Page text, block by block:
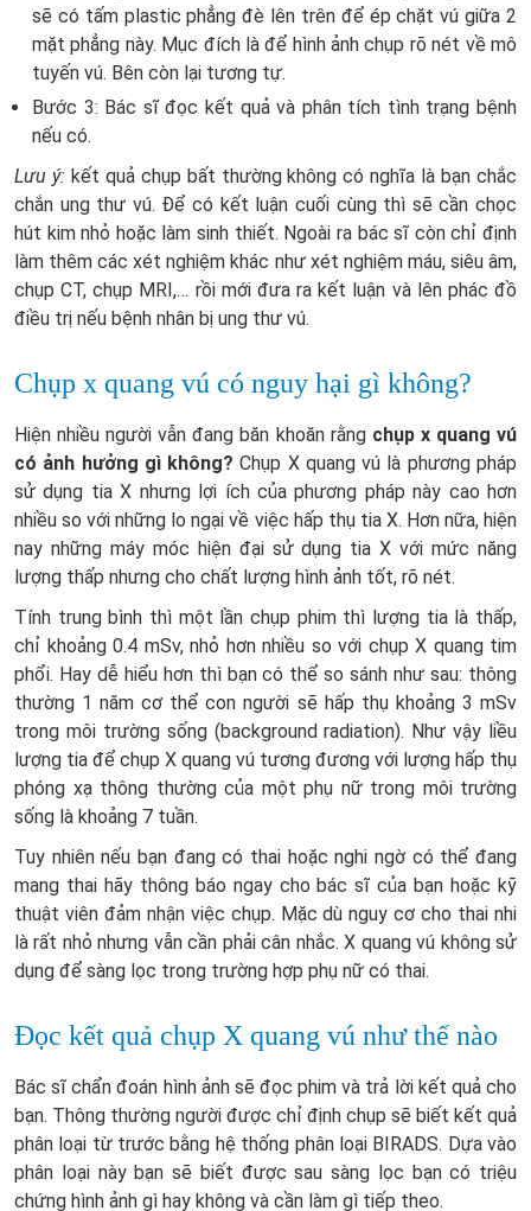
sẽ có tấm plastic phẳng đè lên trên để ép chặt vú giữa 2
mặt phẳng này. Mục đích là để hình ảnh chụp rõ nét về mô
tuyến vú. Bên còn lại tương tự.
Bước 3: Bác sĩ đọc kết quả và phân tích tình trạng bệnh
nếu có.
Lưu ý:kết quả chụp bất thường không có nghĩa là bạn chắc
chắn ung thư vú. Để có kết luận cuối cùng thì sẽ cần chọc
hút kim nhỏ hoặc làm sinh thiết. Ngoài ra bác sĩ còn chỉ định
làm thêm các xét nghiệm khác như xét nghiệm máu, siêu âm,
chụp CT, chụp MRI,… rồi mới đưa ra kết luận và lên phác đồ
điều trị nếu bệnh nhân bị ung thư vú.
Chụp x quang vú có nguy hại gì không?
Hiện nhiều người vẫn đang băn khoăn rằng chụp x quang vú
có ảnh hưởng gì không? Chụp X quang vú là phương pháp
sử dụng tia X nhưng lợi ích của phương pháp này cao hơn
nhiều so với những lo ngại về việc hấp thụ tia X. Hơn nữa, hiện
nay những máy móc hiện đại sử dụng tia X với mức năng
lượng thấp nhưng cho chất lượng hình ảnh tốt, rõ nét.
Tính trung bình thì một lần chụp phim thì lượng tia là thấp,
chỉ khoảng 0.4 mSv, nhỏ hơn nhiều so với chụp X quang tim
phổi. Hay dễ hiểu hơn thì bạn có thể so sánh như sau: thông
thường 1 năm cơ thể con người sẽ hấp thụ khoảng 3 mSv
trong môi trường sống (background radiation). Như vậy liều
lượng tia để chụp X quang vú tương đương với lượng hấp thụ
phóng xạ thông thường của một phụ nữ trong môi trường
sống là khoảng 7 tuần.
Tuy nhiên nếu bạn đang có thai hoặc nghi ngờ có thể đang
mang thai hãy thông báo ngay cho bác sĩ của bạn hoặc kỹ
thuật viên đảm nhận việc chụp. Mặc dù nguy cơ cho thai nhi
là rất nhỏ nhưng vẫn cần phải cân nhắc. X quang vú không sử
dụng để sàng lọc trong trường hợp phụ nữ có thai.
Đọc kết quả chụp X quang vú như thế nào
Bác sĩ chẩn đoán hình ảnh sẽ đọc phim và trả lời kết quả cho
bạn. Thông thường người được chỉ định chụp sẽ biết kết quả
phân loại từ trước bằng hệ thống phân loại BIRADS. Dựa vào
phân loại này bạn sẽ biết được sau sàng lọc bạn có triệu
chứng hình ảnh gì hay không và cần làm gì tiếp theo.